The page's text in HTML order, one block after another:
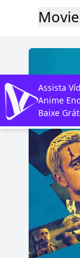
Assista
Anime
Baixe